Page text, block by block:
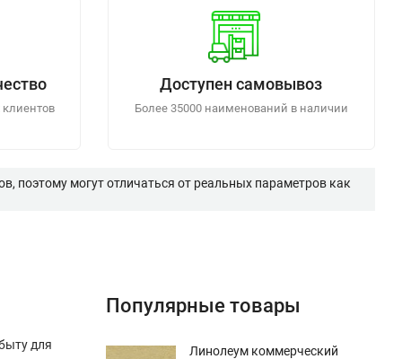
Доступен самовывоз
Более 35000 наименований в наличии
поэтому могут отличаться от реальных параметров как
для
Популярные товары
Линолеум коммерческий